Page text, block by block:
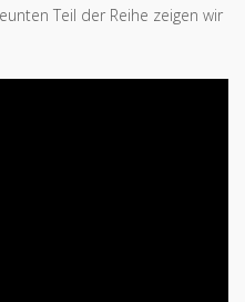
Teil der Reihe zeigen wir